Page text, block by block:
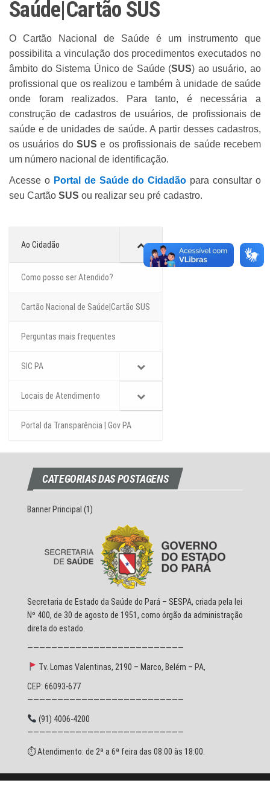
Saúde|Cartão SUS
O Cartão Nacional de Saúde é um instrumento que
possibilita a vinculação dos procedimentos executados no
âmbito do Sistema Único de Saúde (SUS) ao usuário, ao
profissional que os realizou e também à unidade de saúde
onde foram realizados. Para tanto, é necessária a
construção de cadastros de usuários, de profissionais de
saúde e de unidades de saúde. A partir desses cadastros,
os usuários do SUS e os profissionais de saúde recebem
um número nacional de identificação.
Acesse o Portal de Saúde do Cidadão para consultar o
seu Cartão SUS ou realizar seu pré cadastro.
Ao Cidadão
Como posso ser Atendido?
Cartão Nacional de Saúde|Cartão SUS
Perguntas mais frequentes
SIC PA
Locais de Atendimento
Portal da Transparência | Gov PA
CATEGORIAS DAS POSTAGENS
Banner Principal (1)
Secretaria de Estado da Saúde do Pará – SESPA, criada pela lei
Nº 400, de 30 de agosto de 1951, como órgão da administração
direta do estado.
——————————————————————————
Tv. Lomas Valentinas, 2190 – Marco, Belém – PA,
CEP: 66093-677
——————————————————————————
(91) 4006-4200
——————————————————————————
⏱ Atendimento: de 2ª a 6ª feira das 08:00 às 18:00.